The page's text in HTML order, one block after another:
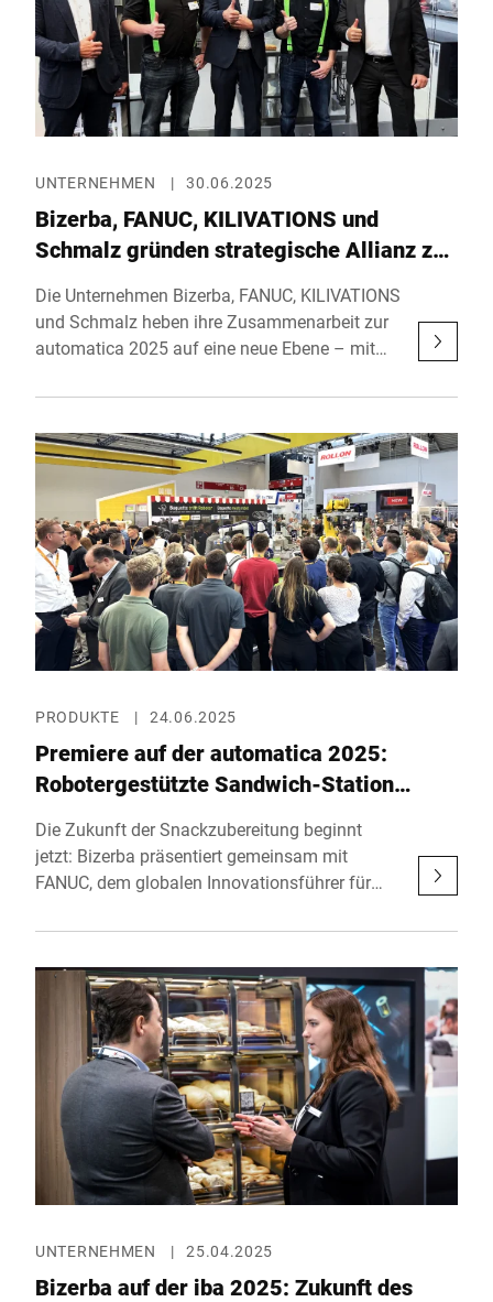
UNTERNEHMEN | 30.06.2025
Bizerba, FANUC, KILIVATIONS und
Schmalz gründen strategische Allianz zur
Lebensmittelindustrie
Die Unternehmen Bizerba, FANUC, KILIVATIONS
und Schmalz heben ihre Zusammenarbeit zur
automatica 2025 auf eine neue Ebene – mit
Partnerschaft. Ziel der Allianz ist es, die
zukunftsorientierter Automatisierungslösungen
für die Lebensmittelbranche voranzutreiben –
praxisnah, innovativ und kundenzentriert.
PRODUKTE | 24.06.2025
Premiere auf der automatica 2025:
Robotergestützte Sandwich-Station
Die Zukunft der Snackzubereitung beginnt
jetzt: Bizerba präsentiert gemeinsam mit
FANUC, dem globalen Innovationsführer für
KILIVATIONS, J. Schmalz und ViscoTec eine
und smarte Herstellung von Sandwiches und
Snacks. Präzise Schneidetechnologie von
Bizerba sorgt in Kombination mit modernster
FANUC-Robotik sowie der Vakuumtechnik von
Schmalz für passgenaue Portionen, während
die exakten Dosiersysteme von ViscoTec
ideale Aufstriche ermöglichen, alles orchestriert
durch die anwenderfreundliche Plattform von
KILIVATIONS.
UNTERNEHMEN | 25.04.2025
Bizerba auf der iba 2025: Zukunft des